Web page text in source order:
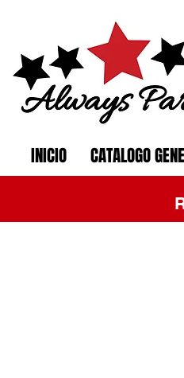
INICIO CATALOGO